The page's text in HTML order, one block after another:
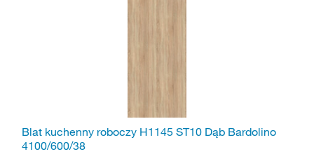
Blat kuchenny roboczy H1145 ST10 Dąb Bardolino
4100/600/38